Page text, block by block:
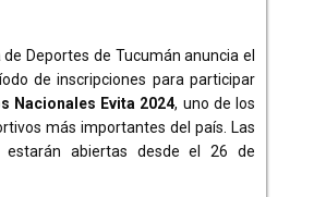
de Deportes de Tucumán anuncia el
de inscripciones para participar
Nacionales Evita 2024, uno de los
más importantes del país. Las
estarán abiertas desde el 26 de